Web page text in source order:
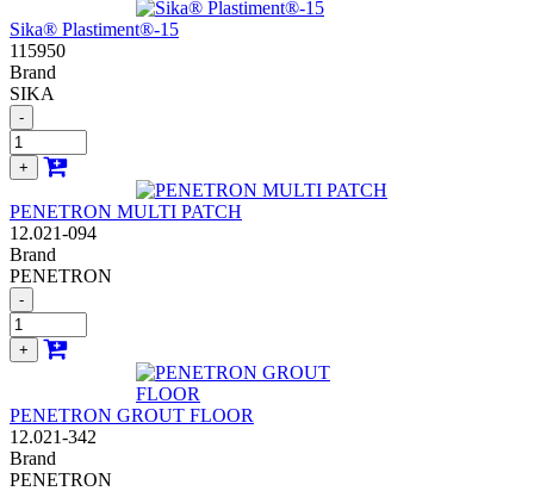
Sika® Plastiment®-15
115950
Brand
SIKA
-
+
PENETRON MULTI PATCH
12.021-094
Brand
PENETRON
-
+
PENETRON GROUT FLOOR
12.021-342
Brand
PENETRON